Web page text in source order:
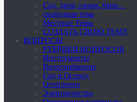
Cад, двор, гараж, баня…
свободная тема
Местные Темы
СОЗДАТЬ СВОЮ ТЕМУ
ВОПРОСЫ
РУБРИКИ ВОПРОСОВ
Инструменты
Водоснабжение
Сад и Огород
Отопление
Электричество